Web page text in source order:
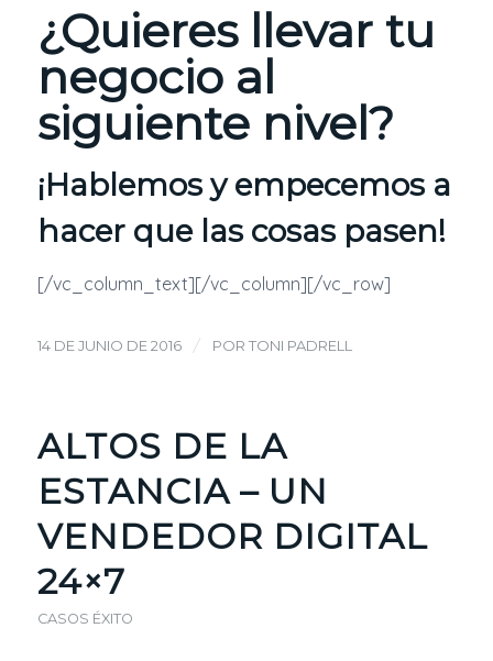
¿Quieres llevar tu
negocio al
siguiente nivel?
¡Hablemosy empecemos a
hacer que las cosas pasen!
[/vc_column_text][/vc_column][/vc_row]
14 DE JUNIO DE 2016 / POR TONI PADRELL
ALTOS DE LA
ESTANCIA – UN
VENDEDOR DIGITAL
24×7
CASOS ÉXITO